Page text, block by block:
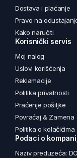
Dostava i plaćanje
Pravo na
Kako naručiti
Korisnički servis
Moj nalog
Uslovi korišćenja
Reklamacije
Politika privatnosti
Praćenje pošiljke
Povraćaj & Zamena
Politika o kolačićima
Podaci o
Naziv preduzeća: